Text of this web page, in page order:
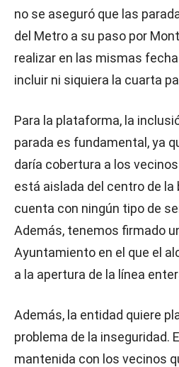
no se aseguró que las
del Metro a su paso por
realizar en las mismas
incluir ni siquiera la cuarta
Para la plataforma, la
parada es fundamental, ya
daría cobertura a los
está aislada del centro de la
cuenta con ningún tipo de
Además, tenemos firmado
Ayuntamiento en el que el
a la apertura de la línea
Además, la entidad quiere
problema de la inseguridad.
mantenida con los vecinos